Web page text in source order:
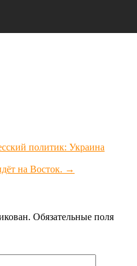
политик: Украина
на Восток. →
Обязательные поля